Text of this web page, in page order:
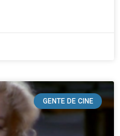
GENTE DE CINE